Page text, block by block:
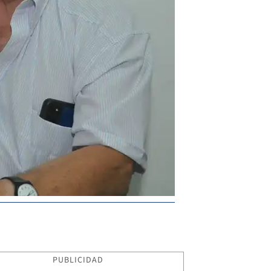
PUBLICIDAD